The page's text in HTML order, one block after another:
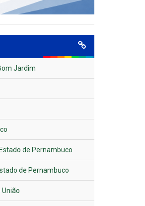
Jardim
de Pernambuco
de Pernambuco